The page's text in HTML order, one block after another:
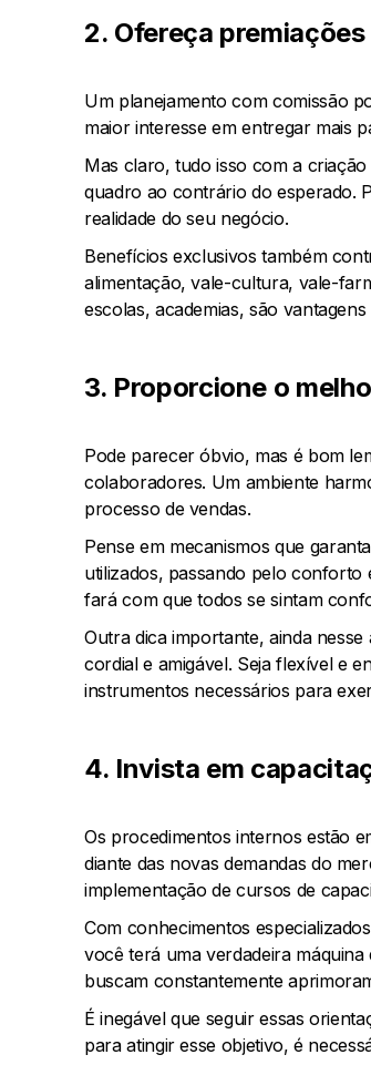
2. Ofereça
Um planejamento com comissão
maior interesse em entregar mais
Mas claro, tudo isso com a
quadro ao contrário do esperado.
realidade do seu negócio.
Benefícios exclusivos também
alimentação, vale-cultura, vale-
escolas, academias, são
3. Proporcione o
Pode parecer óbvio, mas é bom
colaboradores. Um ambiente
processo de vendas.
Pense em mecanismos que
utilizados, passando pelo conforto
fará com que todos se sintam
Outra dica importante, ainda
cordial e amigável. Seja flexível e
instrumentos necessários para
4. Invista em
Os procedimentos internos estão
diante das novas demandas do
implementação de cursos de
Com conhecimentos
você terá uma verdadeira
buscam constantemente
É inegável que seguir essas
para atingir esse objetivo, é